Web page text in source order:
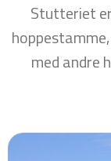
Stutteriet
med andre